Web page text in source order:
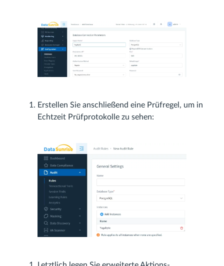
Erstellen Sie anschließend eine Prüfregel, um in
Echtzeit Prüfprotokolle zu sehen: